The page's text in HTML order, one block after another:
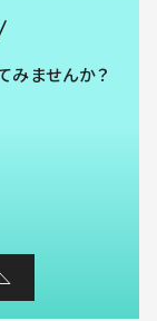
みませんか？